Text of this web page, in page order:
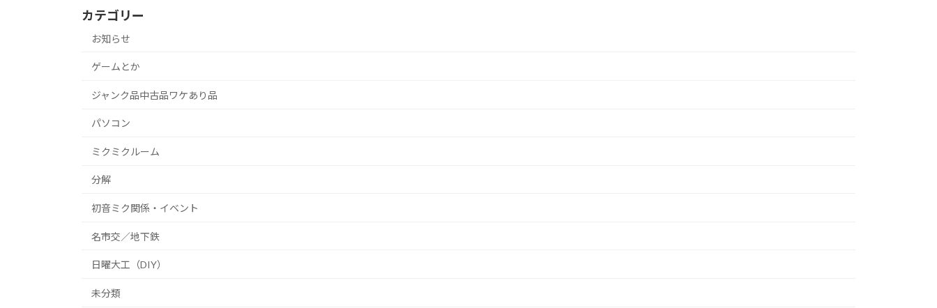
カテゴリー
お知らせ
ゲームとか
ジャンク品中古品ワケあり品
パソコン
ミクミクルーム
分解
初音ミク関係・イベント
名市交／地下鉄
日曜大工（DIY）
未分類